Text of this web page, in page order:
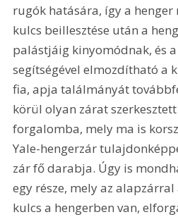
rugók hatására, így a
kulcs beillesztése után a
palástjáig kinyomódnak, és
segítségével elmozdítható a
fia, apja találmányát
körül olyan zárat
forgalomba, mely ma is
Yale-hengerzár
zár fő darabja. Úgy is
egy része, mely az
kulcs a hengerben van,